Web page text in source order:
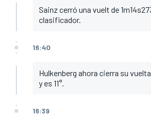
Sainz cerró una vuelt de
clasificador.
16:40
Hulkenberg ahora cierra su
y es 11°.
16:39